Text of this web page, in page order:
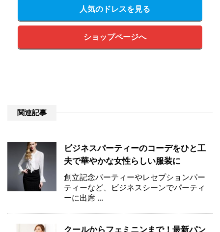
人気のドレスを見る
ショップページへ
関連記事
ビジネスパーティーのコーデをひと工
夫で華やかな女性らしい服装に
創立記念パーティーやレセプションパー
ティーなど、ビジネスシーンでパーティ
ーに出席 ...
クールからフェミニンまで！最新パン